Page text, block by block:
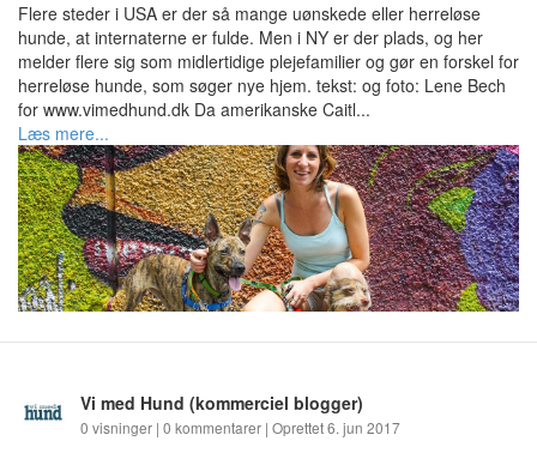
Flere steder i USA er der så mange uønskede eller herreløse
hunde, at internaterne er fulde. Men i NY er der plads, og her
melder flere sig som midlertidige plejefamilier og gør en forskel for
herreløse hunde, som søger nye hjem. tekst: og foto: Lene Bech
for www.vimedhund.dk Da amerikanske Caitl...
Læs mere...
Vi med Hund (kommerciel blogger)
0 visninger | 0 kommentarer | Oprettet 6. jun 2017